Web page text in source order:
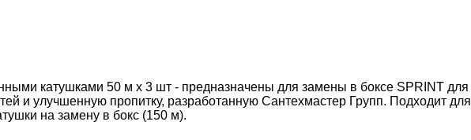
катушками 50 м х 3 шт - предназначены для замены в боксе SPRINT
и улучшенную пропитку, разработанную Сантехмастер Групп. Подходит
на замену в бокс (150 м).